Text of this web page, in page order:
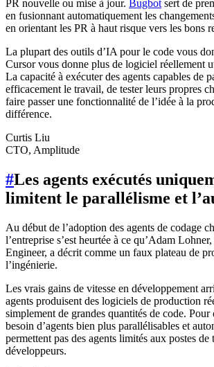
PR nouvelle ou mise à jour. Bugbot sert de
en fusionnant automatiquement les
en orientant les PR à haut risque vers les bons
La plupart des outils d’IA pour le code vous
Cursor vous donne plus de logiciel réellement
La capacité à exécuter des agents capables de
efficacement le travail, de tester leurs propres
faire passer une fonctionnalité de l’idée à la
différence.
Curtis Liu
CTO, Amplitude
#Les agents exécutés
limitent le parallélisme et
Au début de l’adoption des agents de codage
l’entreprise s’est heurtée à ce qu’Adam
Engineer, a décrit comme un faux plateau de
l’ingénierie.
Les vrais gains de vitesse en développement
agents produisent des logiciels de production
simplement de grandes quantités de code. Pour
besoin d’agents bien plus parallélisables et
permettent pas des agents limités aux postes
développeurs.